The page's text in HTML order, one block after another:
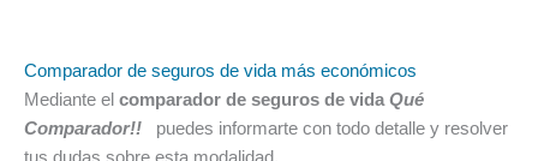
Comparador de seguros de vida más económicos
Mediante el comparador de seguros de vida Qué
Comparador!!
puedes informarte con todo detalle y resolver